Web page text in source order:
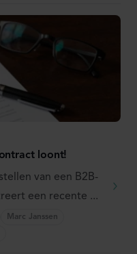
loont!
van een B2B-
een recente ...
Marc Janssen